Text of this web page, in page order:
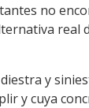
no
real
y
y cuya